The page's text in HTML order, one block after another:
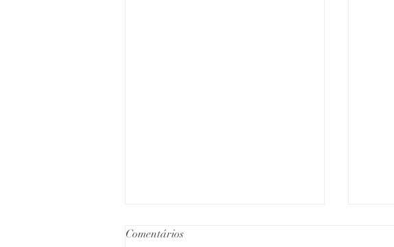
Comentários